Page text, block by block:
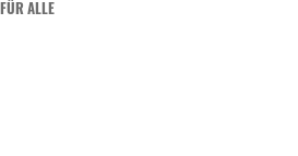
FÜR ALLE